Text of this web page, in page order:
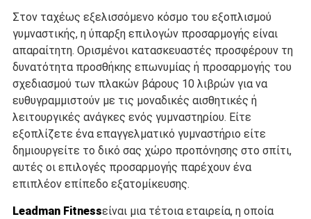
Στον ταχέως εξελισσόμενο κόσμο του εξοπλισμού
γυμναστικής, η ύπαρξη επιλογών προσαρμογής είναι
απαραίτητη. Ορισμένοι κατασκευαστές προσφέρουν τη
δυνατότητα προσθήκης επωνυμίας ή προσαρμογής του
σχεδιασμού των πλακών βάρους 10 λιβρών για να
ευθυγραμμιστούν με τις μοναδικές αισθητικές ή
λειτουργικές ανάγκες ενός γυμναστηρίου. Είτε
εξοπλίζετε ένα επαγγελματικό γυμναστήριο είτε
δημιουργείτε το δικό σας χώρο προπόνησης στο σπίτι,
αυτές οι επιλογές προσαρμογής παρέχουν ένα
επιπλέον επίπεδο εξατομίκευσης.
Leadman Fitnessείναι μια τέτοια εταιρεία, η οποία